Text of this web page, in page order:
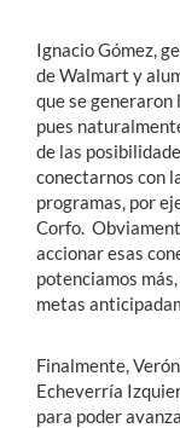
Ignacio Gómez,
de Walmart y
que se generaron
pues
de las
conectarnos con
programas, por
Corfo.
accionar esas
potenciamos
metas
Finalmente,
Echeverría
para poder